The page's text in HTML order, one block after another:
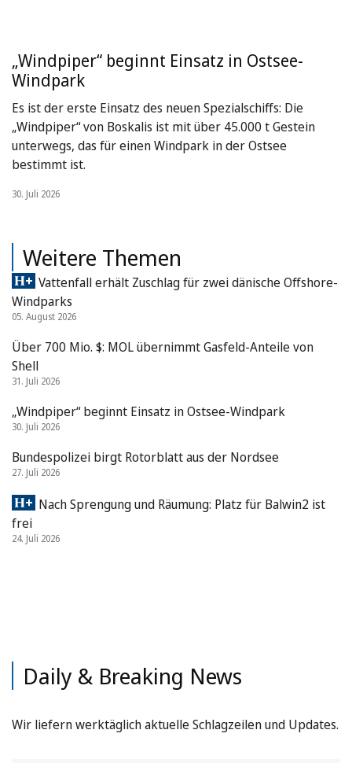
„Windpiper“ beginnt Einsatz in Ostsee-
Windpark
Es ist der erste Einsatz des neuen Spezialschiffs: Die
„Windpiper“ von Boskalis ist mit über 45.000 t Gestein
unterwegs, das für einen Windpark in der Ostsee
bestimmt ist.
30. Juli 2026
Weitere Themen
Vattenfall erhält Zuschlag für zwei dänische Offshore-
Windparks
05. August 2026
Über 700 Mio. $: MOL übernimmt Gasfeld-Anteile von
Shell
31. Juli 2026
„Windpiper“ beginnt Einsatz in Ostsee-Windpark
30. Juli 2026
Bundespolizei birgt Rotorblatt aus der Nordsee
27. Juli 2026
Nach Sprengung und Räumung: Platz für Balwin2 ist
frei
24. Juli 2026
Daily & Breaking News
Wir liefern werktäglich aktuelle Schlagzeilen und Updates.